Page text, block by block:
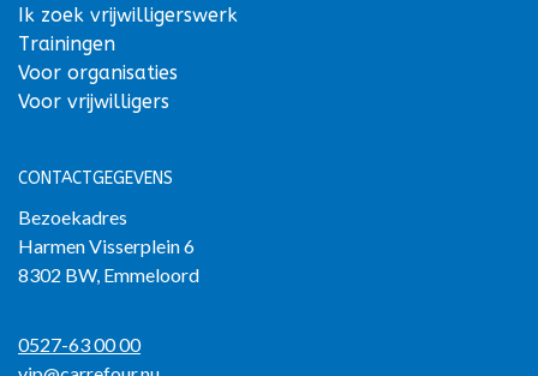
Ik zoek vrijwilligerswerk
Trainingen
Voor organisaties
Voor vrijwilligers
CONTACTGEGEVENS
Bezoekadres
Harmen Visserplein 6
8302 BW, Emmeloord
0527-63 00 00